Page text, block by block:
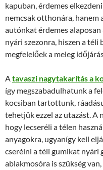
kapuban, érdemes
nemcsak otthonára, hanem
autónkat érdemes
nyári szezonra, hiszen a
megfelelőek a meleg
Atavaszi nagytakarítás a
így megszabadulhatunk a
kocsiban tartottunk,
tehetjük ezzel az utazást. A
hogy lecseréli a télen
anyagokra, ugyanígy kell
cserélni a téli gumikat nyári
ablakmosóra is szükség